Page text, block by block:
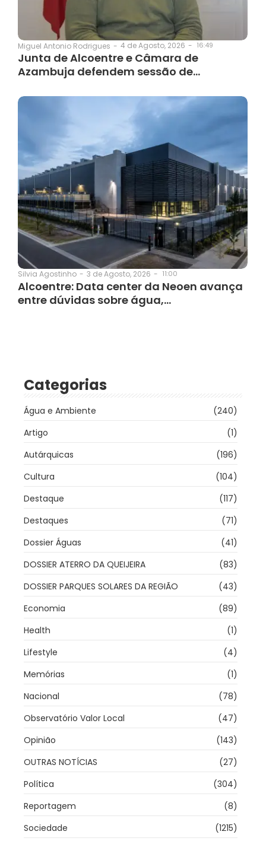
Miguel Antonio Rodrigues - 4 de Agosto, 2026 - 16:49
Junta de Alcoentre e Câmara de
Azambuja defendem sessão de…
Silvia Agostinho - 3 de Agosto, 2026 - 11:00
Alcoentre: Data center da Neoen avança
entre dúvidas sobre água,…
Categorias
Água e Ambiente
(240)
Artigo
(1)
Autárquicas
(196)
Cultura
(104)
Destaque
(117)
Destaques
(71)
Dossier Águas
(41)
DOSSIER ATERRO DA QUEIJEIRA
(83)
DOSSIER PARQUES SOLARES DA REGIÃO
(43)
Economia
(89)
Health
(1)
Lifestyle
(4)
Memórias
(1)
Nacional
(78)
Observatório Valor Local
(47)
Opinião
(143)
OUTRAS NOTÍCIAS
(27)
Política
(304)
Reportagem
(8)
Sociedade
(1215)